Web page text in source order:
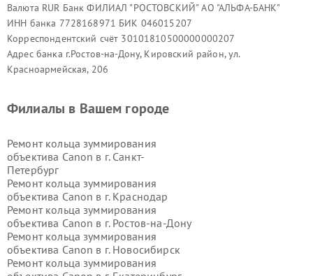
Валюта RUR Банк ФИЛИАЛ "РОСТОВСКИЙ" АО "АЛЬФА-БАНК"
ИНН банка 7728168971 БИК 046015207
Корреспондентский счёт 30101810500000000207
Адрес банка г.Ростов-на-Дону, Кировский район, ул.
Красноармейская, 206
Филиалы в Вашем городе
Ремонт кольца зуммирования
объектива Canon в г. Санкт-
Петербург
Ремонт кольца зуммирования
объектива Canon в г. Краснодар
Ремонт кольца зуммирования
объектива Canon в г. Ростов-на-Дону
Ремонт кольца зуммирования
объектива Canon в г. Новосибирск
Ремонт кольца зуммирования